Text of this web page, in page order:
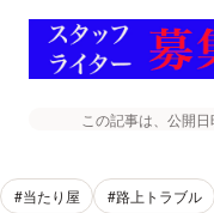
この記事は、公開
#当たり屋 #路上トラブル